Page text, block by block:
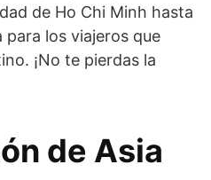
de Ho Chi Minh hasta
los viajeros que
¡No te pierdas la
de Asia